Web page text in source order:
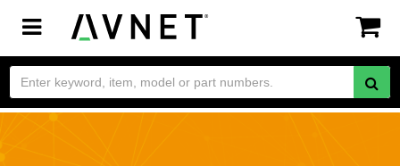
Toggle
navigation